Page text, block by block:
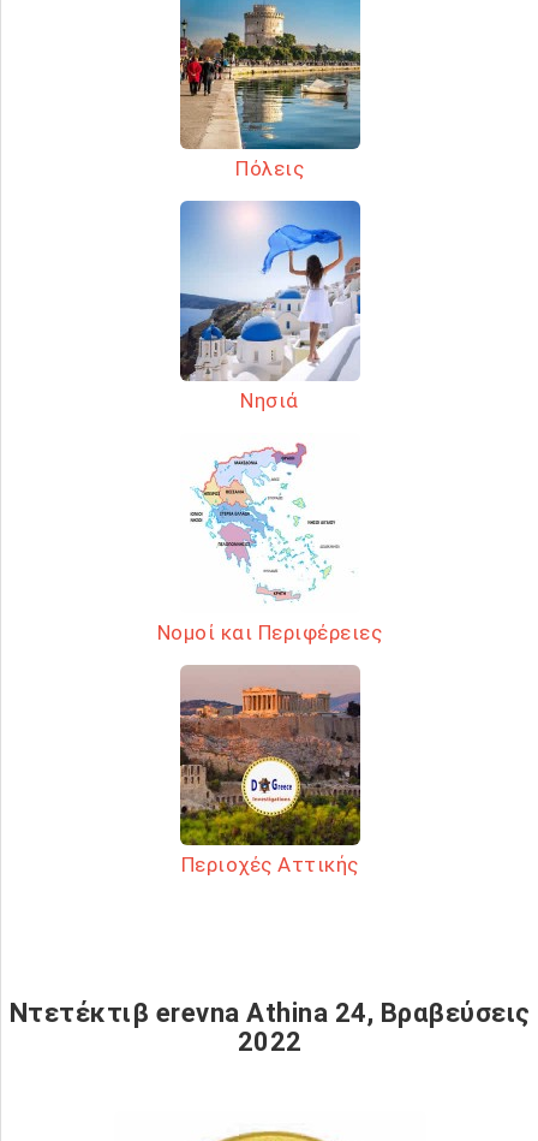
Πόλεις
Νησιά
Νομοί και Περιφέρειες
Περιοχές Αττικής
Ντετέκτιβ erevna Athina 24, Βραβεύσεις
2022